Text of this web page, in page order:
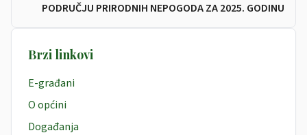
PODRUČJU PRIRODNIH NEPOGODA ZA 2025. GODINU
Brzi linkovi
E-građani
O općini
Događanja